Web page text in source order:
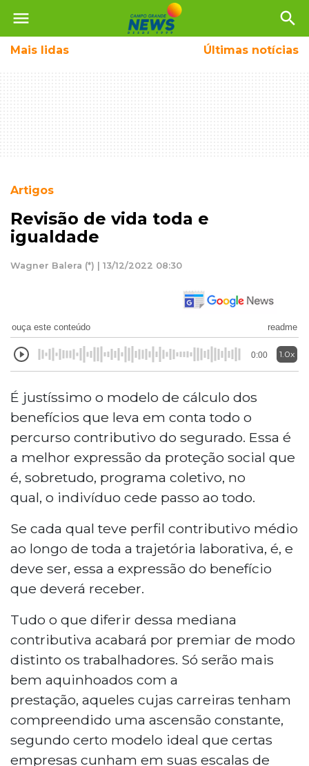
menu search
Mais lidas Últimas notícias
Artigos
Revisão de vida toda e
igualdade
Wagner Balera (*) | 13/12/2022 08:30
ouça este conteúdo readme
0:00 1.0x
É justíssimo o modelo de cálculo dos
benefícios que leva em conta todo o
percurso contributivo do segurado. Essa é
a melhor expressão da proteção social que
é, sobretudo, programa coletivo, no
qual, o indivíduo cede passo ao todo.
Se cada qual teve perfil contributivo médio
ao longo de toda a trajetória laborativa, é, e
deve ser, essa a expressão do benefício
que deverá receber.
Tudo o que diferir dessa mediana
contributiva acabará por premiar de modo
distinto os trabalhadores. Só serão mais
bem aquinhoados com a
prestação, aqueles cujas carreiras tenham
compreendido uma ascensão constante,
segundo certo modelo ideal que certas
empresas cunham em suas escalas de